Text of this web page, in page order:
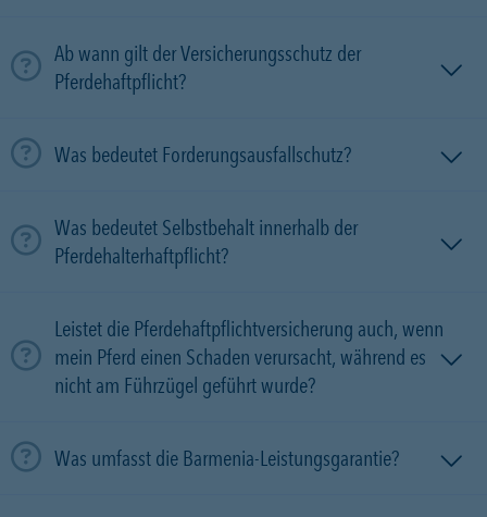
Ab wann gilt der Versicherungsschutz der
Pferdehaftpflicht?
Was bedeutet Forderungsausfallschutz?
Was bedeutet Selbstbehalt innerhalb der
Pferdehalterhaftpflicht?
Leistet die Pferdehaftpflichtversicherung auch, wenn
mein Pferd einen Schaden verursacht, während es
nicht am Führzügel geführt wurde?
Was umfasst die Barmenia-Leistungsgarantie?